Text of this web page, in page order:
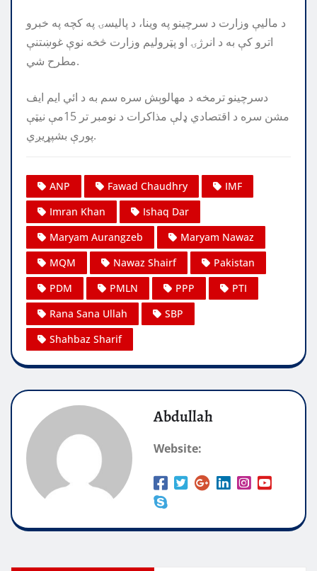
د مالیې وزارت د سرچینو په وینا، د پالیسۍ په کچه په خبرو
اترو کې به د انرژۍ او پټرولیم وزارت څخه نوې غوښتنې
مطرح شي.
دسرچينو ترمخه د مهالوېش سره سم به د ائي ايم ايف
مشن سره د اقتصادي ډلې مذاکرات د نومبر تر 15مې نيټې
پورې بشپړيږي.
ANP Fawad Chaudhry
IMF
Imran Khan
Ishaq Dar
Maryam Aurangzeb
Maryam Nawaz
MQM
Nawaz Shairf
Pakistan
PDM
PMLN PPP
PTI
Rana Sana Ullah
SBP
Shahbaz Sharif
Abdullah
Website: